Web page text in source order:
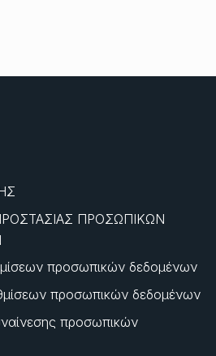
ΠΡΟΣΩΠΙΚΩΝ
προσωπικών δεδομένων
προσωπικών δεδομένων
προσωπικών